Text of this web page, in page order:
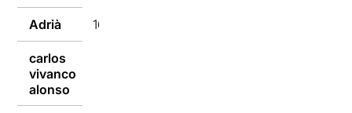
Adrià 16/01/2017
carlos
vivanco
alonso